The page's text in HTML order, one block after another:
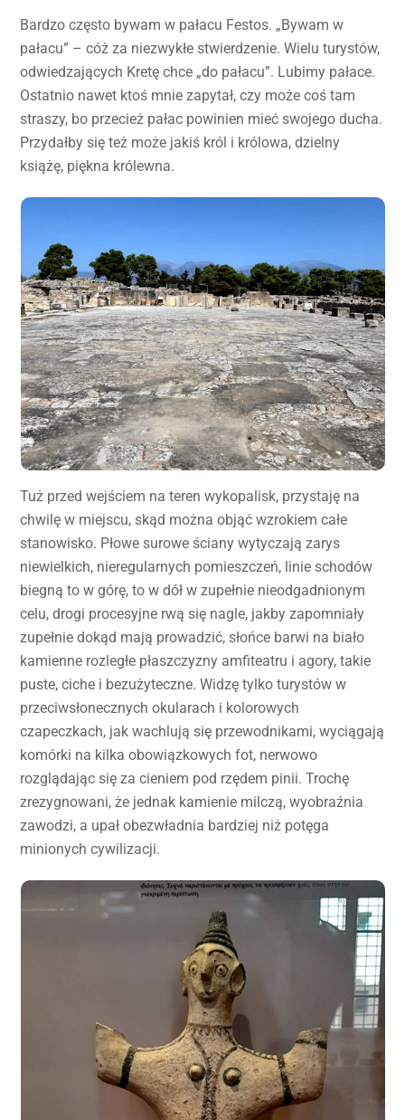
Bardzo często bywam w pałacu Festos. „Bywam w
pałacu” – cóż za niezwykłe stwierdzenie. Wielu turystów,
odwiedzających Kretę chce „do pałacu”. Lubimy pałace.
Ostatnio nawet ktoś mnie zapytał, czy może coś tam
straszy, bo przecież pałac powinien mieć swojego ducha.
Przydałby się też może jakiś król i królowa, dzielny
książę, piękna królewna.
Tuż przed wejściem na teren wykopalisk, przystaję na
chwilę w miejscu, skąd można objąć wzrokiem całe
stanowisko. Płowe surowe ściany wytyczają zarys
niewielkich, nieregularnych pomieszczeń, linie schodów
biegną to w górę, to w dół w zupełnie nieodgadnionym
celu, drogi procesyjne rwą się nagle, jakby zapomniały
zupełnie dokąd mają prowadzić, słońce barwi na biało
kamienne rozległe płaszczyzny amfiteatru i agory, takie
puste, ciche i bezużyteczne. Widzę tylko turystów w
przeciwsłonecznych okularach i kolorowych
czapeczkach, jak wachlują się przewodnikami, wyciągają
komórki na kilka obowiązkowych fot, nerwowo
rozglądając się za cieniem pod rzędem pinii. Trochę
zrezygnowani, że jednak kamienie milczą, wyobraźnia
zawodzi, a upał obezwładnia bardziej niż potęga
minionych cywilizacji.